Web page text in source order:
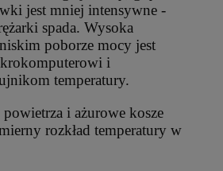
jest mniej intensywne -
spada. Wysoka
poborze mocy jest
i
temperatury.
i ażurowe kosze
rozkład temperatury w